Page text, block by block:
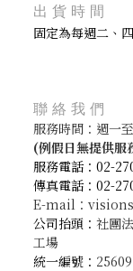
出貨時間
固定為每週二、
聯絡我們
服務時間：週一
(例假日無提供服
服務電話：02-
傳真電話：02-
E-mail：
公司抬頭： 社團
工場
統一編號：